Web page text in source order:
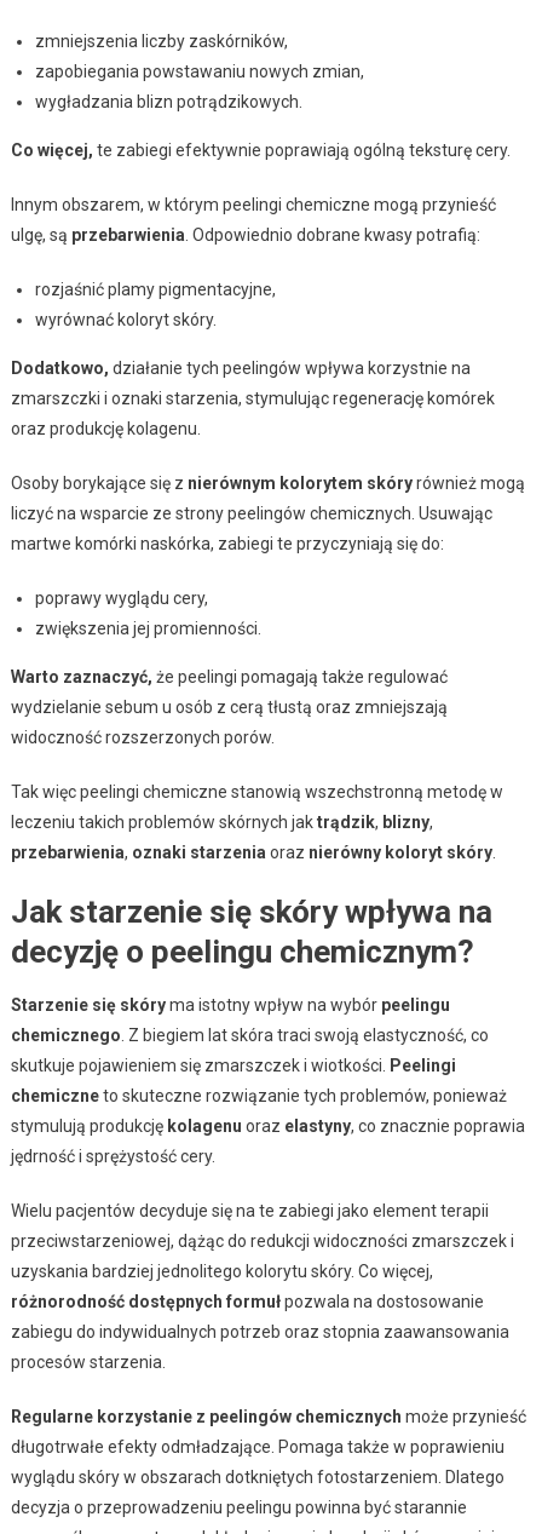
zmniejszenia liczby zaskórników,
zapobiegania powstawaniu nowych zmian,
wygładzania blizn potrądzikowych.
Co więcej, te zabiegi efektywnie poprawiają ogólną teksturę cery.
Innym obszarem, w którym peelingi chemiczne mogą przynieść
ulgę, są przebarwienia . Odpowiednio dobrane kwasy potrafią:
rozjaśnić plamy pigmentacyjne,
wyrównać koloryt skóry.
Dodatkowo, działanie tych peelingów wpływa korzystnie na
zmarszczki i oznaki starzenia, stymulując regenerację komórek
oraz produkcję kolagenu.
Osoby borykające się z nierównym kolorytem skóryrównież mogą
liczyć na wsparcie ze strony peelingów chemicznych. Usuwając
martwe komórki naskórka, zabiegi te przyczyniają się do:
poprawy wyglądu cery,
zwiększenia jej promienności.
Warto zaznaczyć, że peelingi pomagają także regulować
wydzielanie sebum u osób z cerą tłustą oraz zmniejszają
widoczność rozszerzonych porów.
Tak więc peelingi chemiczne stanowią wszechstronną metodę w
leczeniu takich problemów skórnych jaktrądzik, blizny,
przebarwienia, oznaki starzenia oraz nierówny koloryt skóry.
Jak starzenie się skóry wpływa na
decyzję o peelingu chemicznym?
Starzenie się skóryma istotny wpływ na wybór peelingu
chemicznego . Z biegiem lat skóra traci swoją elastyczność, co
skutkuje pojawieniem się zmarszczek i wiotkości.
Peelingi
chemiczneto skuteczne rozwiązanie tych problemów, ponieważ
stymulują produkcję kolagenu oraz elastyny, co znacznie poprawia
jędrność i sprężystość cery.
Wielu pacjentów decyduje się na te zabiegi jako element terapii
przeciwstarzeniowej, dążąc do redukcji widoczności zmarszczek i
uzyskania bardziej jednolitego kolorytu skóry. Co więcej,
różnorodność dostępnych formułpozwala na dostosowanie
zabiegu do indywidualnych potrzeb oraz stopnia zaawansowania
procesów starzenia.
Regularne korzystanie z peelingów chemicznych może przynieść
długotrwałe efekty odmładzające. Pomaga także w poprawieniu
wyglądu skóry w obszarach dotkniętych fotostarzeniem. Dlatego
decyzja o przeprowadzeniu peelingu powinna być starannie